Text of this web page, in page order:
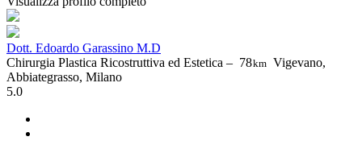
Dott. Edoardo Garassino M.D
Chirurgia Plastica Ricostruttiva ed Estetica – 78km Vigevano,
Abbiategrasso, Milano
5.0